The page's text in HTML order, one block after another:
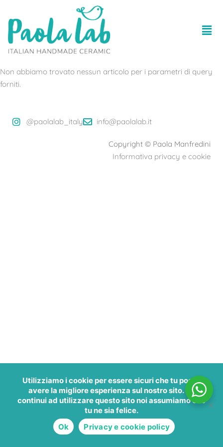
Non abbiamo trovato nessun articolo per i parametri di query
forniti.
@paolalab_italy info@paolalab.it
Copyright © Paola Manfredini
Informativa privacy e cookie
Utilizziamo i cookie per essere sicuri che tu possa
avere la migliore esperienza sul nostro sito. Se
continui ad utilizzare questo sito noi assumiamo che
tu ne sia felice.
Ok
Privacy e cookie policy